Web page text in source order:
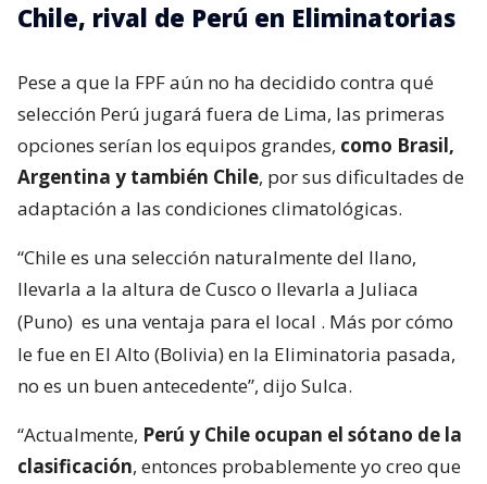
Chile, rival de Perú en Eliminatorias
Pese a que la FPF aún no ha decidido contra qué
selección Perú jugará fuera de Lima, las primeras
opciones serían los equipos grandes, como Brasil,
Argentina y también Chile, por sus dificultades de
adaptación a las condiciones climatológicas.
“Chile es una selección naturalmente del llano,
llevarla a la altura de Cusco o llevarla a Juliaca
(Puno) es una ventaja para el local . Más por cómo
le fue en El Alto (Bolivia) en la Eliminatoria pasada,
no es un buen antecedente”, dijo Sulca.
“Actualmente, Perú y Chile ocupan el sótano de la
clasificación, entonces probablemente yo creo que